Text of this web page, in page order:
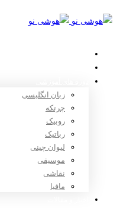
زبان انگلیسی
چرتکه
روبیک
رباتیک
لیوان چینی
موسیقی
نقاشی
مافیا